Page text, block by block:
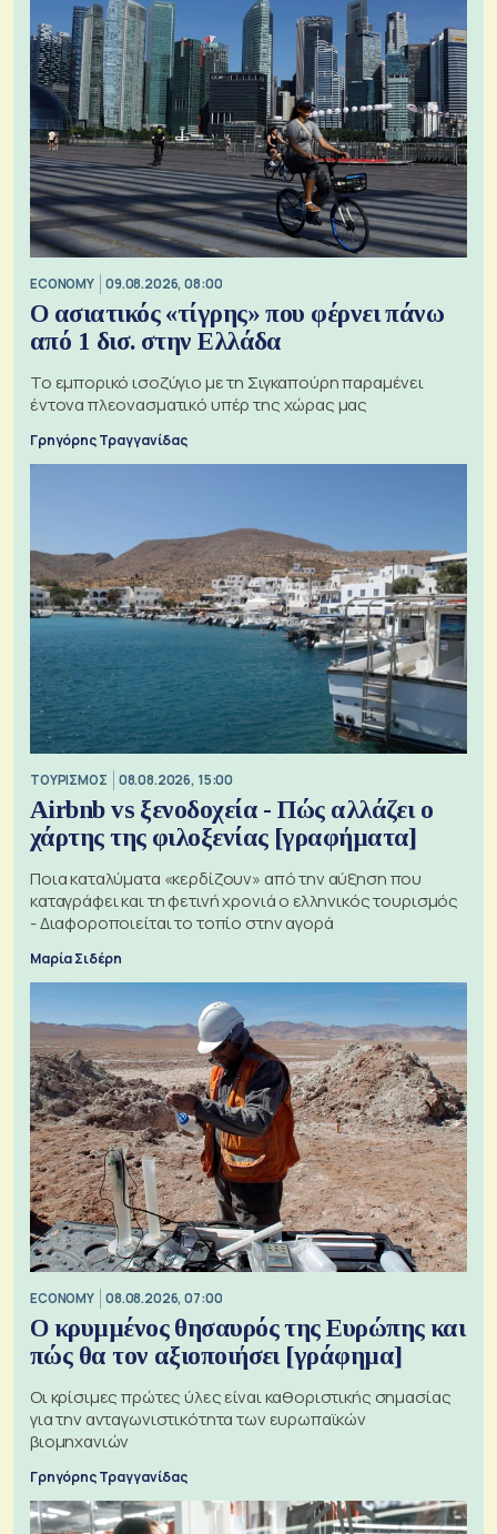
ECONOMY 09.08.2026, 08:00
Ο ασιατικός «τίγρης» που φέρνει πάνω
από 1 δισ. στην Ελλάδα
Το εμπορικό ισοζύγιο με τη Σιγκαπούρη παραμένει
έντονα πλεονασματικό υπέρ της χώρας μας
Γρηγόρης Τραγγανίδας
ΤΟΥΡΙΣΜΟΣ 08.08.2026, 15:00
Airbnb vs ξενοδοχεία - Πώς αλλάζει ο
χάρτης της φιλοξενίας [γραφήματα]
Ποια καταλύματα «κερδίζουν» από την αύξηση που
καταγράφει και τη φετινή χρονιά ο ελληνικός τουρισμός
- Διαφοροποιείται το τοπίο στην αγορά
Μαρία Σιδέρη
ECONOMY 08.08.2026, 07:00
Ο κρυμμένος θησαυρός της Ευρώπης και
πώς θα τον αξιοποιήσει [γράφημα]
Οι κρίσιμες πρώτες ύλες είναι καθοριστικής σημασίας
για την ανταγωνιστικότητα των ευρωπαϊκών
βιομηχανιών
Γρηγόρης Τραγγανίδας